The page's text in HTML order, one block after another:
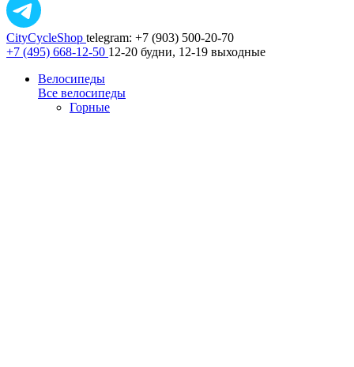
CityCycleShop telegram: +7 (903) 500-20-70
+7 (495) 668-12-50 12-20 будни, 12-19 выходные
Велосипеды
Все велосипеды
Горные